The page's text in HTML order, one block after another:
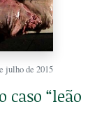
julho de 2015
caso “leão